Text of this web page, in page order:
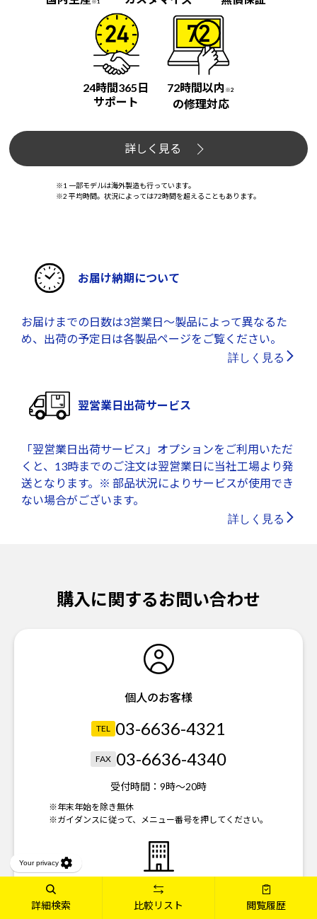
※1
24時間365日
サポート
72時間以内 ※2
の修理対応
詳しく見る
※1 一部モデルは海外製造も行っています。
※2 平均時間。状況によっては72時間を超えることもあります。
お届け納期について
お届けまでの日数は3営業日～製品によって異なるた
め、出荷の予定日は各製品ページをご覧ください。
詳しく見る
翌営業日出荷サービス
「翌営業日出荷サービス」オプションをご利用いただ
くと、13時までのご注文は翌営業日に当社工場より発
送となります。※ 部品状況によりサービスが使用でき
ない場合がございます。
詳しく見る
購入に関するお問い合わせ
個人のお客様
TEL 03-6636-4321
FAX 03-6636-4340
受付時間： 9時～20時
※年末年始を除き無休
※ガイダンスに従って、メニュー番号を押してください。
法人のお客様
詳細検索 比較リスト 閲覧履歴